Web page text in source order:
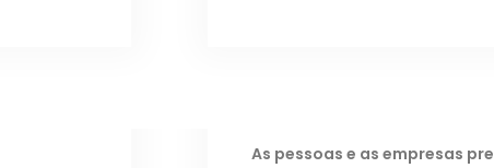
As pessoas e as empresas